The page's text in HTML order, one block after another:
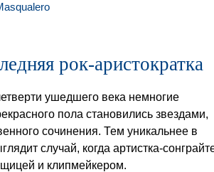
рок-аристократка
ушедшего века немногие
пола становились звездами,
сочинения. Тем уникальнее в
случай, когда артистка-
и клипмейкером.